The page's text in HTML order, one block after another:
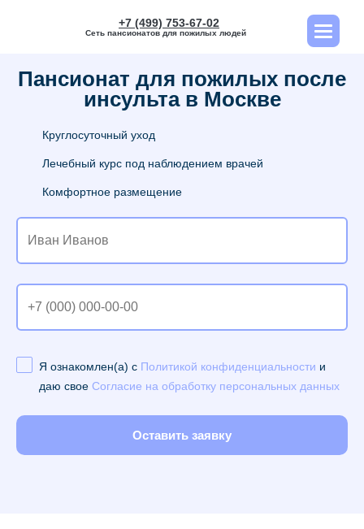
+7 (499) 753-67-02
Сеть пансионатов для пожилых людей
Пансионат для пожилых после
инсульта в Москве
Круглосуточный уход
Лечебный курс под наблюдением врачей
Комфортное размещение
Я ознакомлен(а) с Политикой конфиденциальности и
даю свое Согласие на обработку персональных данных
Оставить заявку